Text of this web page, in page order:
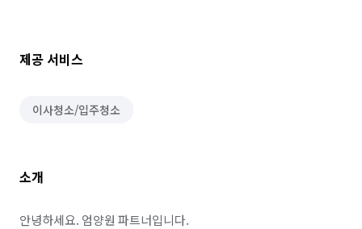
제공 서비스
이사청소/입주청소
소개
안녕하세요. 엄양원 파트너입니다.